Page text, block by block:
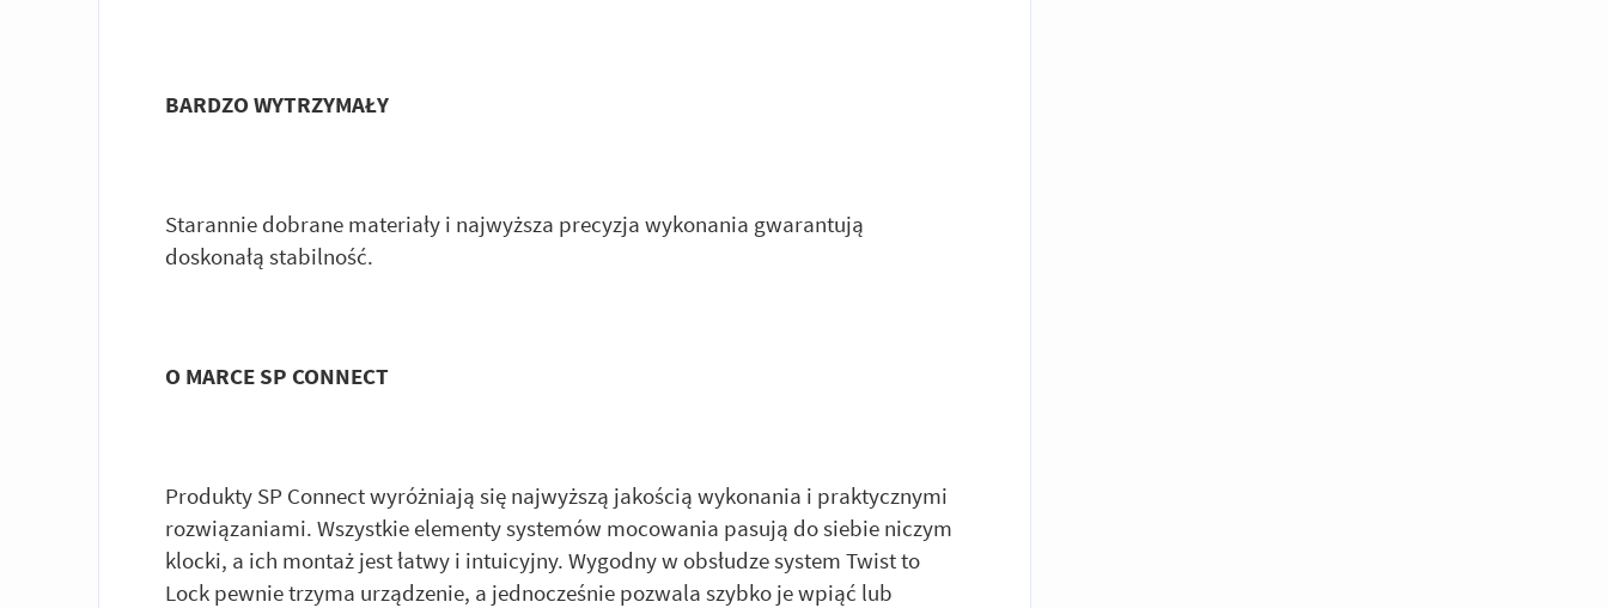
BARDZO WYTRZYMAŁY
Starannie dobrane materiały i najwyższa precyzja wykonania gwarantują
doskonałą stabilność.
O MARCE SP CONNECT
Produkty SP Connect wyróżniają się najwyższą jakością wykonania i praktycznymi
rozwiązaniami. Wszystkie elementy systemów mocowania pasują do siebie niczym
klocki, a ich montaż jest łatwy i intuicyjny. Wygodny w obsłudze system Twist to
Lock pewnie trzyma urządzenie, a jednocześnie pozwala szybko je wpiąć lub